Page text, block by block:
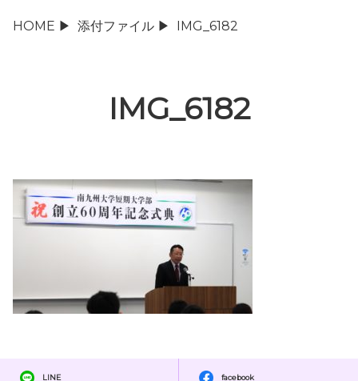
HOME ▶ 添付ファイル ▶ IMG_6182
IMG_6182
LINE facebook